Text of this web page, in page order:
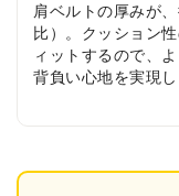
肩ベルトの厚みが
比）。クッション
ィットするので、
背負い心地を実現し
ンに。
ライトに反射して
が特徴的な鋲。
背中がムレにくく
ト。